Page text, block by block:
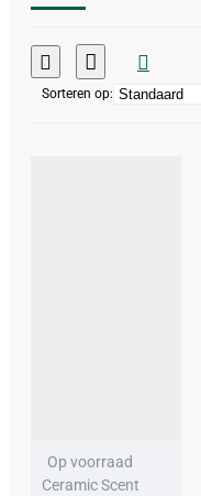
Sorteren op:
Op voorraad
Ceramic Scent